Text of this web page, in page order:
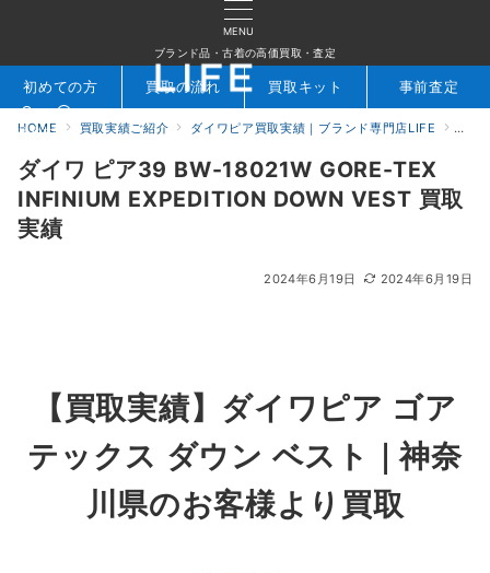
MENU
ブランド品・古着の高価買取・査定
検索 お問合せ
初めての方 買取の流れ 買取キット 事前査定
HOME 買取実績ご紹介 ダイワピア買取実績｜ブランド専門店LIFE ダイ
ダイワ ピア39 BW-18021W GORE-TEX
INFINIUM EXPEDITION DOWN VEST 買取
実績
2024年6月19日 2024年6月19日
【買取実績】ダイワピア ゴア
テックス ダウン ベスト｜神奈
川県のお客様より買取